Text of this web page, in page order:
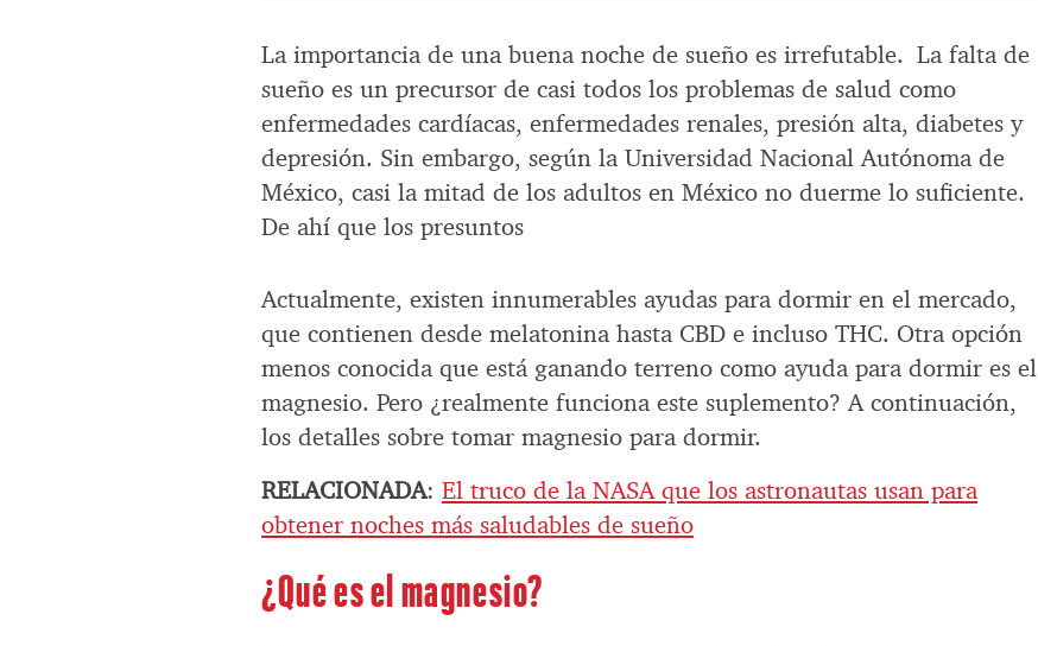
La importancia de una buena noche de sueño es irrefutable. La falta de
sueño es un precursor de casi todos los problemas de salud como
enfermedades cardíacas, enfermedades renales, presión alta, diabetes y
depresión. Sin embargo, según la Universidad Nacional Autónoma de
México, casi la mitad de los adultos en México no duerme lo suficiente.
De ahí que los presuntos
Actualmente, existen innumerables ayudas para dormir en el mercado,
que contienen desde melatonina hasta CBD e incluso THC. Otra opción
menos conocida que está ganando terreno como ayuda para dormir es el
magnesio. Pero ¿realmente funciona este suplemento? A continuación,
los detalles sobre tomar magnesio para dormir.
RELACIONADA:El truco de la NASA que los astronautas usan para
obtener noches más saludables de sueño
¿Qué es el magnesio?